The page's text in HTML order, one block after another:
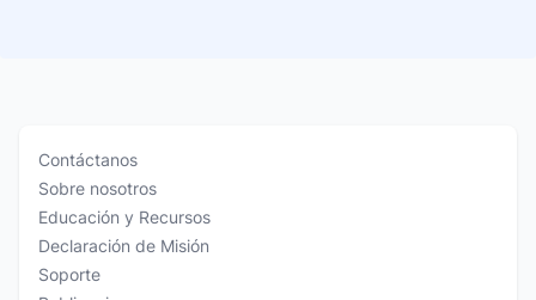
Contáctanos
Sobre nosotros
Educación y Recursos
Declaración de Misión
Soporte